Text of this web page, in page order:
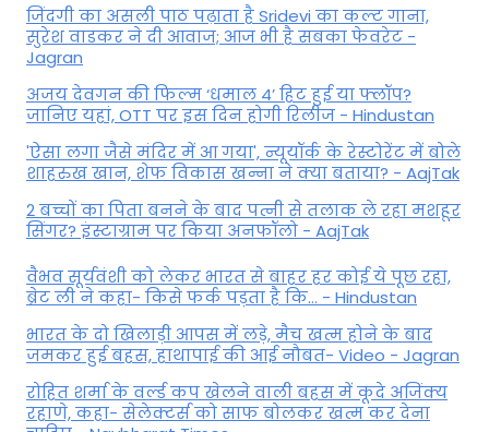
जिंदगी का असली पाठ पढ़ाता है Sridevi का कल्ट गाना,
सुरेश वाडकर ने दी आवाज; आज भी है सबका फेवरेट -
Jagran
अजय देवगन की फिल्म ‘धमाल 4’ हिट हुई या फ्लॉप?
जानिए यहां, OTT पर इस दिन होगी रिलीज - Hindustan
'ऐसा लगा जैसे मंदिर में आ गया', न्यूयॉर्क के रेस्टोरेंट में बोले
शाहरुख खान, शेफ विकास खन्ना ने क्या बताया? - AajTak
2 बच्चों का पिता बनने के बाद पत्नी से तलाक ले रहा मशहूर
सिंगर? इंस्टाग्राम पर किया अनफॉलो - AajTak
वैभव सूर्यवंशी को लेकर भारत से बाहर हर कोई ये पूछ रहा,
ब्रेट ली ने कहा- किसे फर्क पड़ता है कि… - Hindustan
भारत के दो खिलाड़ी आपस में लड़े, मैच खत्म होने के बाद
जमकर हुई बहस, हाथापाई की आई नौबत- Video - Jagran
रोहित शर्मा के वर्ल्ड कप खेलने वाली बहस में कूदे अजिंक्य
रहाणे, कहा- सेलेक्टर्स को साफ बोलकर खत्म कर देना